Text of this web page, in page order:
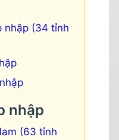
nhập (34 tỉnh
nhập
(63 tỉnh